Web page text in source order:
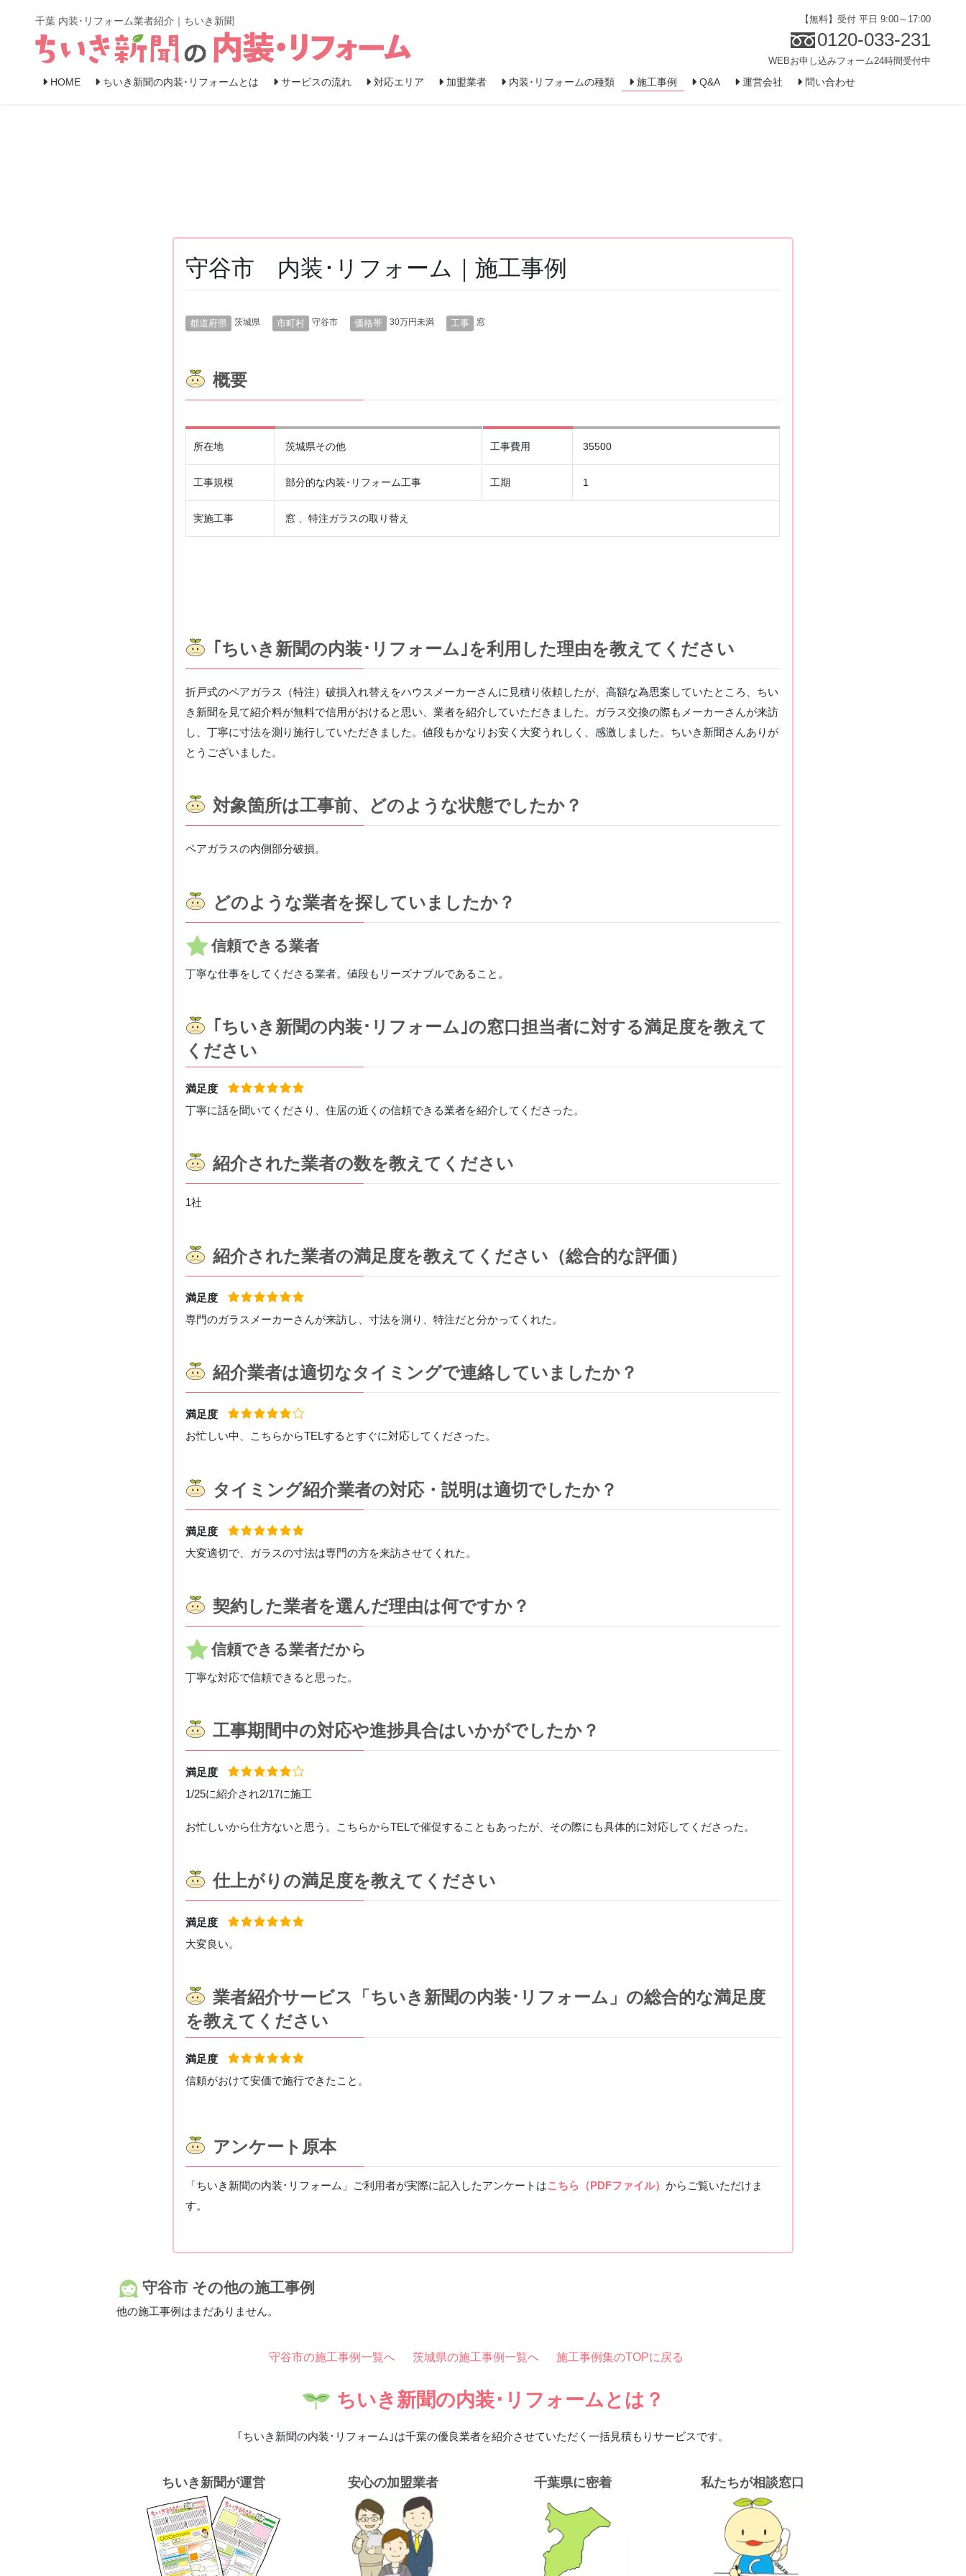
千葉 内装･リフォーム業者紹介｜ちいき新聞 【無料】受付 平日 9:00～17:00
0120-033-231
WEBお申し込みフォーム24時間受付中
HOME ちいき新聞の内装･リフォームとは サービスの流れ 対応エリア 加盟業者 内装･リフォームの種類 施工事例 Q&A 運営会社 問い合わせ
守谷市 内装･リフォーム｜施工事例
都道府県 茨城県 市町村 守谷市 価格帯 30万円未満 工事 窓
概要
所在地 茨城県その他
工事規模 部分的な内装･リフォーム工事
工事費用 35500
工期 1
実施工事 窓 、特注ガラスの取り替え
｢ちいき新聞の内装･リフォーム｣を利用した理由を教えてください
折戸式のペアガラス（特注）破損入れ替えをハウスメーカーさんに見積り依頼したが、高額な為思案していたところ、ちい
き新聞を見て紹介料が無料で信用がおけると思い、業者を紹介していただきました。ガラス交換の際もメーカーさんが来訪
し、丁寧に寸法を測り施行していただきました。値段もかなりお安く大変うれしく、感激しました。ちいき新聞さんありが
とうございました。
対象箇所は工事前、どのような状態でしたか？
ペアガラスの内側部分破損。
どのような業者を探していましたか？
信頼できる業者
丁寧な仕事をしてくださる業者。値段もリーズナブルであること。
｢ちいき新聞の内装･リフォーム｣の窓口担当者に対する満足度を教えて
ください
満足度
丁寧に話を聞いてくださり、住居の近くの信頼できる業者を紹介してくださった。
紹介された業者の数を教えてください
1社
紹介された業者の満足度を教えてください（総合的な評価）
満足度
専門のガラスメーカーさんが来訪し、寸法を測り、特注だと分かってくれた。
紹介業者は適切なタイミングで連絡していましたか？
満足度
お忙しい中、こちらからTELするとすぐに対応してくださった。
タイミング紹介業者の対応・説明は適切でしたか？
満足度
大変適切で、ガラスの寸法は専門の方を来訪させてくれた。
契約した業者を選んだ理由は何ですか？
信頼できる業者だから
丁寧な対応で信頼できると思った。
工事期間中の対応や進捗具合はいかがでしたか？
満足度
1/25に紹介され2/17に施工
お忙しいから仕方ないと思う。こちらからTELで催促することもあったが、その際にも具体的に対応してくださった。
仕上がりの満足度を教えてください
満足度
大変良い。
業者紹介サービス「ちいき新聞の内装･リフォーム」の総合的な満足度
を教えてください
満足度
信頼がおけて安価で施行できたこと。
アンケート原本
「ちいき新聞の内装･リフォーム」ご利用者が実際に記入したアンケートはこちら（PDFファイル）からご覧いただけま
す。
守谷市 その他の施工事例
他の施工事例はまだありません。
守谷市の施工事例一覧へ 茨城県の施工事例一覧へ 施工事例集のTOPに戻る
ちいき新聞の内装･リフォームとは？
｢ちいき新聞の内装･リフォーム｣は千葉の優良業者を紹介させていただく 一括見積もりサービスです。
ちいき新聞が運営 安心の加盟業者 千葉県に密着 私たちが相談窓口